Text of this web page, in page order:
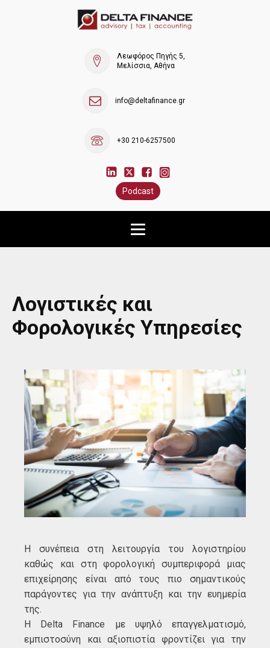
Λεωφόρος Πηγής 5,
Μελίσσια, Αθήνα
info@deltafinance.gr
+30 210-6257500
Podcast
Λογιστικές και
Φορολογικές Υπηρεσίες
Η συνέπεια στη λειτουργία του λογιστηρίου
καθώς και στη φορολογική συμπεριφορά μιας
επιχείρησης είναι από τους πιο σημαντικούς
παράγοντες για την ανάπτυξη και την ευημερία
της.
Η Delta Finance με υψηλό επαγγελματισμό,
εμπιστοσύνη και αξιοπιστία φροντίζει για την